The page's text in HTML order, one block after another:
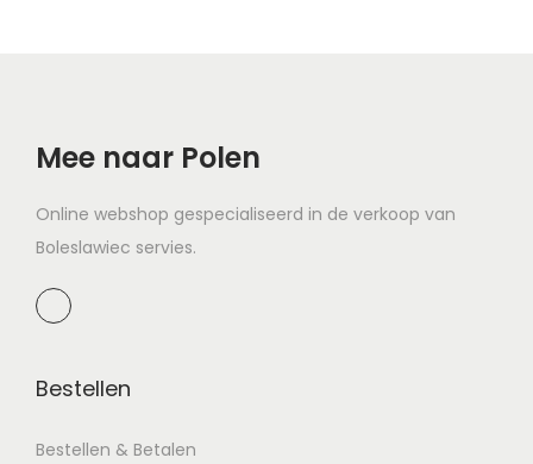
Mee naar Polen
Online webshop gespecialiseerd in de verkoop van
Boleslawiec servies.
Bestellen
Bestellen & Betalen